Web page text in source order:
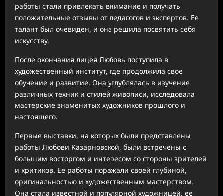
работы стали привлекать внимание и получать
положительные отзывы от педагогов и экспертов. Ее
талант был очевиден, и она решила посвятить себя
искусству.
После окончания лицея Любовь поступила в
художественный институт, где продолжила свое
обучение и развитие. Она углублялась в изучение
различных техник и стилей живописи, исследовала
мастерские знаменитых художников прошлого и
настоящего.
Первые выставки, на которых были представлены
работы Любови Казарновской, были встречены с
большим восторгом и интересом со стороны зрителей
и критиков. Ее работы поражали своей глубиной,
оригинальностью и художественным мастерством.
Она стала известной и популярной художницей, ее